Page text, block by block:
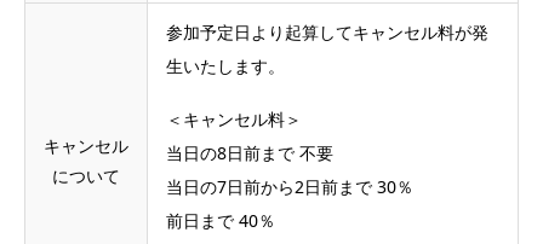
キャンセル
について
参加予定日より起算してキャンセル料が発
生いたします。
＜キャンセル料＞
当日の8日前まで 不要
当日の7日前から2日前まで 30％
前日まで 40％